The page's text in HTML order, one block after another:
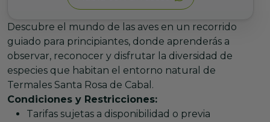
Descubre el mundo de las aves en un recorrido
guiado para principiantes, donde aprenderás a
observar, reconocer y disfrutar la diversidad de
especies que habitan el entorno natural de
Termales Santa Rosa de Cabal.
Condiciones y Restricciones:
Tarifas sujetas a disponibilidad o previa